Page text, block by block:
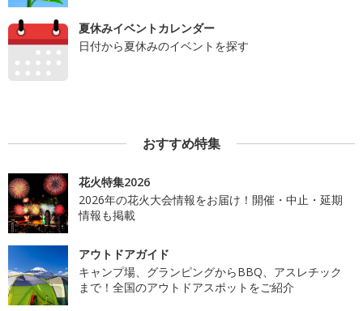
夏休みイベントカレンダー
日付から夏休みのイベントを探す
おすすめ特集
花火特集2026
2026年の花火大会情報をお届け！開催・中止・延期
情報も掲載
アウトドアガイド
キャンプ場、グランピングからBBQ、アスレチック
まで！全国のアウトドアスポットをご紹介